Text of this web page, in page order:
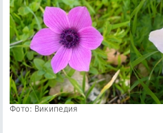
Фото: Википедия